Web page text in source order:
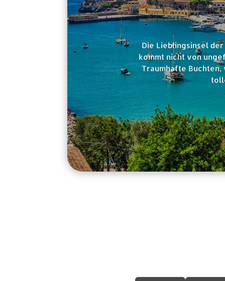
Die Lieblingsinsel
kommt nicht von
Traumhafte